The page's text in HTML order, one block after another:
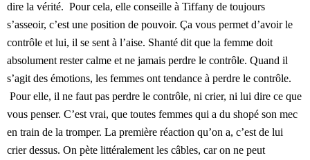
dire la vérité. Pour cela, elle conseille à Tiffany de toujours
s’asseoir, c’est une position de pouvoir. Ça vous permet d’avoir le
contrôle et lui, il se sent à l’aise. Shanté dit que la femme doit
absolument rester calme et ne jamais perdre le contrôle. Quand il
s’agit des émotions, les femmes ont tendance à perdre le contrôle.
Pour elle, il ne faut pas perdre le contrôle, ni crier, ni lui dire ce que
vous penser. C’est vrai, que toutes femmes qui a du shopé son mec
en train de la tromper. La première réaction qu’on a, c’est de lui
crier dessus. On pète littéralement les câbles, car on ne peut